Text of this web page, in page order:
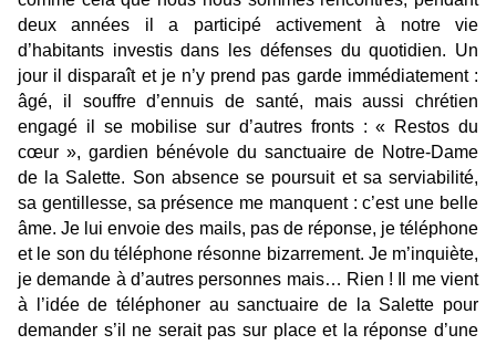
deux années il a participé activement à notre vie
d’habitants investis dans les défenses du quotidien. Un
jour il disparaît et je n’y prend pas garde immédiatement :
âgé, il souffre d’ennuis de santé, mais aussi chrétien
engagé il se mobilise sur d’autres fronts : « Restos du
cœur », gardien bénévole du sanctuaire de Notre-Dame
de la Salette. Son absence se poursuit et sa serviabilité,
sa gentillesse, sa présence me manquent : c’est une belle
âme. Je lui envoie des mails, pas de réponse, je téléphone
et le son du téléphone résonne bizarrement. Je m’inquiète,
je demande à d’autres personnes mais… Rien ! Il me vient
à l’idée de téléphoner au sanctuaire de la Salette pour
demander s’il ne serait pas sur place et la réponse d’une